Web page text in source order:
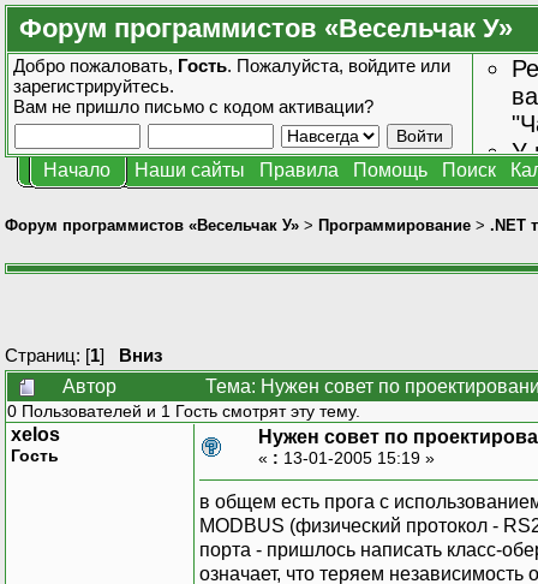
Форум программистов «Весельчак У»
Добро пожаловать, Гость. Пожалуйста, войдите или
зарегистрируйтесь.
Вам не пришло письмо с кодом активации?
У
Начало Наши сайты Правила Помощь Поиск
Форум программистов «Весельчак У» > Программирование > .NET
Страниц: [1] Вниз
Автор
Тема: Нужен совет по
0 Пользователей и 1 Гость смотрят эту тему.
xelos
Гость
Нужен совет по
« : 13-01-2005 15:19 »
в общем есть прога с
MODBUS (физический протокол -
порта - пришлось написать класс-
означает, что теряем